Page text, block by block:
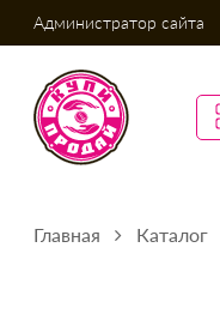
Администратор сайта
Главная Каталог